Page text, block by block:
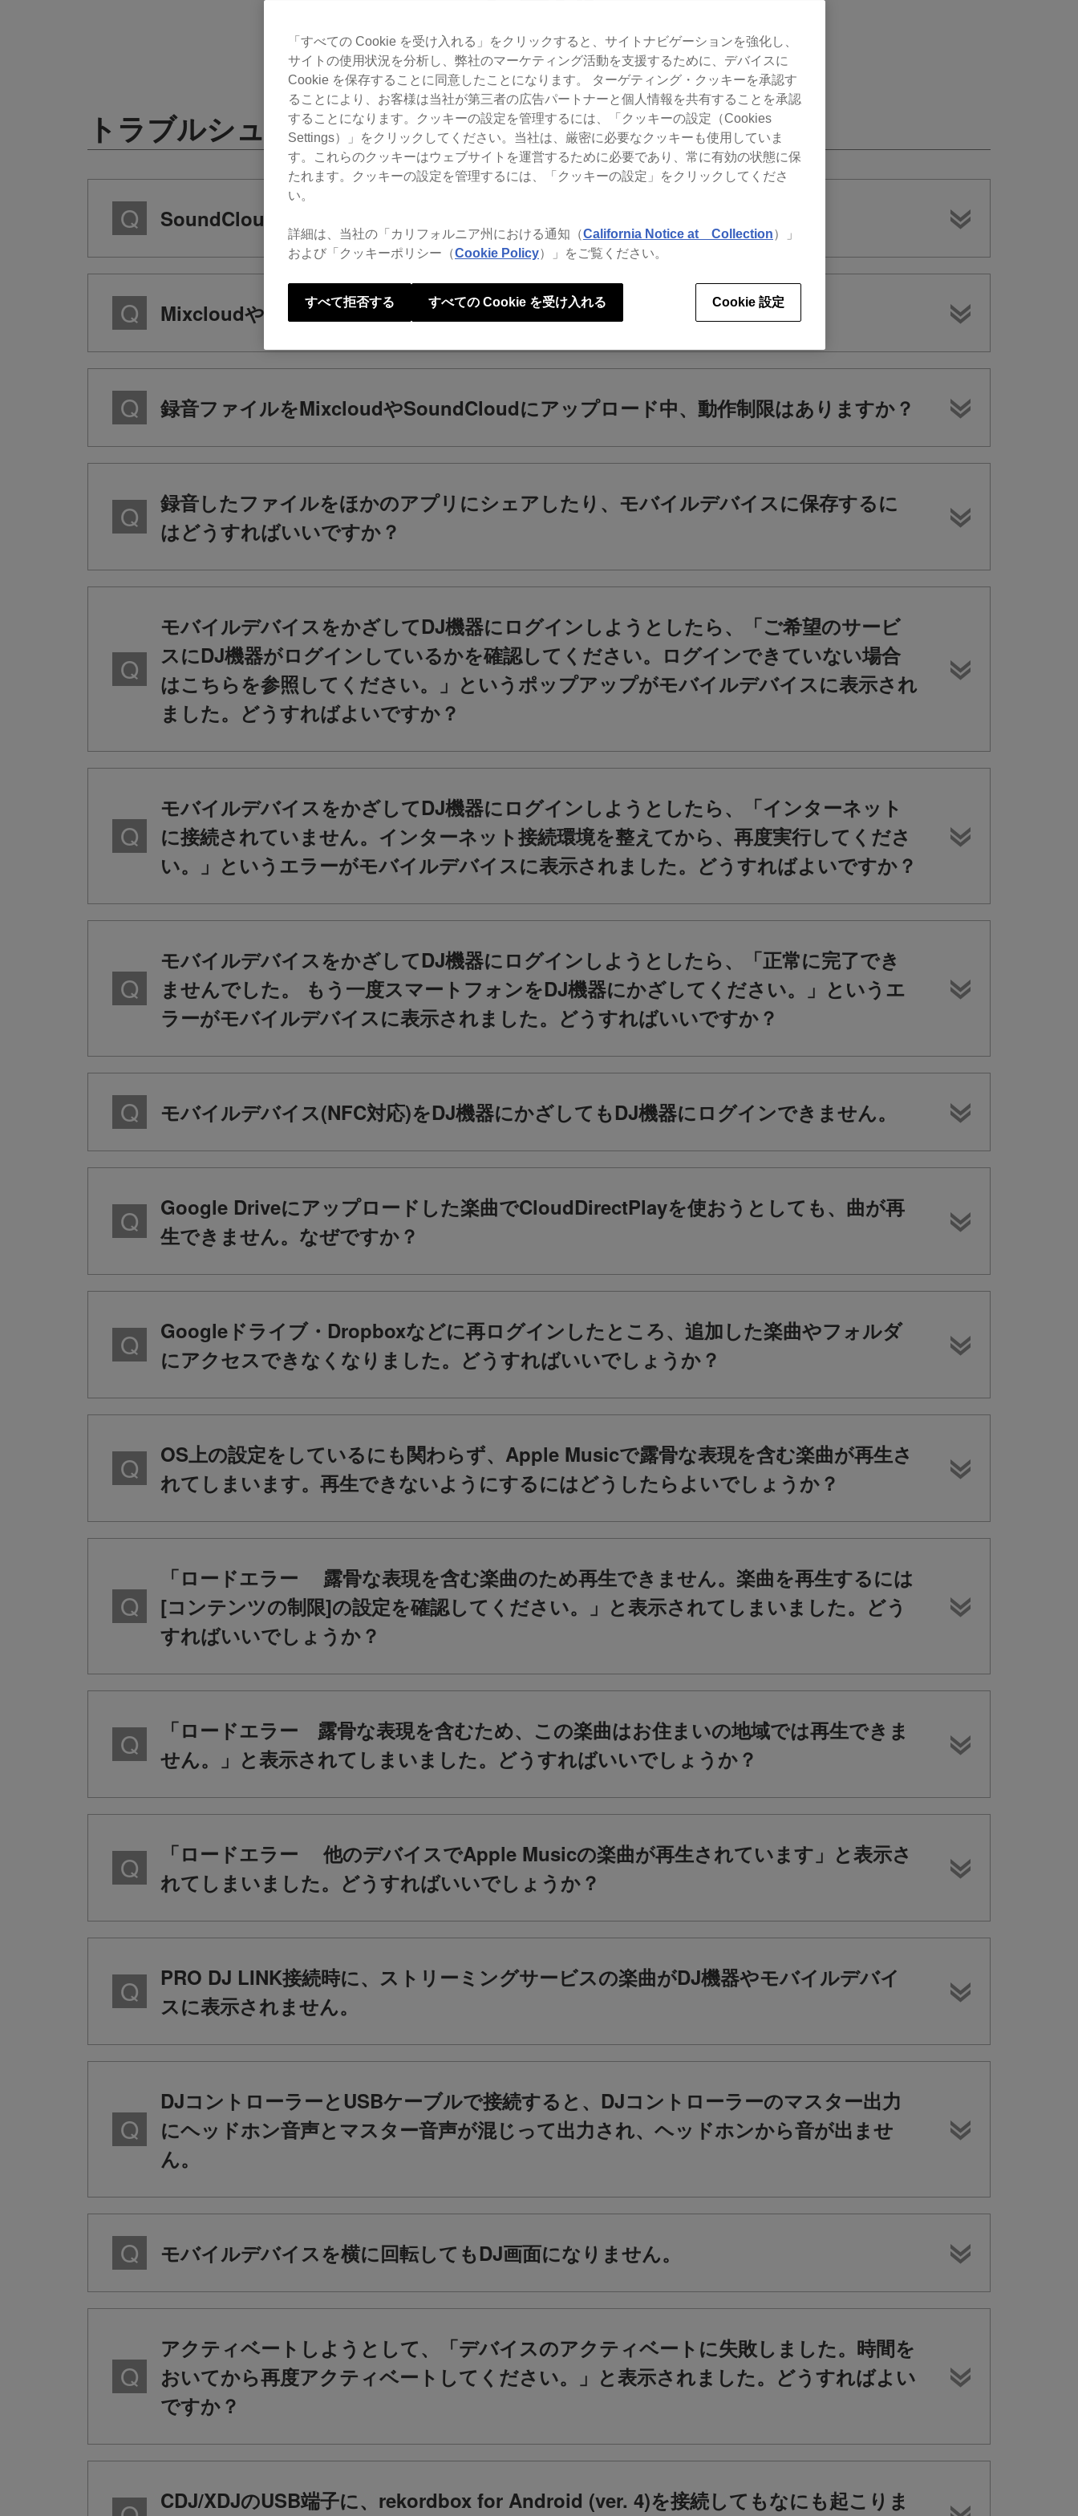
rekordboxのよくあるお問い合わせをご覧いただけます。
トラブルシューティング
SoundCloudにログインできません。
MixcloudやSoundCloudのアカウント変更ができません。
録音ファイルをMixcloudやSoundCloudにアップロード中、動作制限はありますか？
録音したファイルをほかのアプリにシェアしたり、モバイルデバイスに保存するに
はどうすればいいですか？
モバイルデバイスをかざしてDJ機器にログインしようとしたら、「ご希望のサービ
スにDJ機器がログインしているかを確認してください。ログインできていない場合
はこちらを参照してください。」というポップアップがモバイルデバイスに表示され
ました。どうすればよいですか？
モバイルデバイスをかざしてDJ機器にログインしようとしたら、「インターネット
に接続されていません。インターネット接続環境を整えてから、再度実行してくださ
い。」というエラーがモバイルデバイスに表示されました。どうすればよいですか？
モバイルデバイスをかざしてDJ機器にログインしようとしたら、「正常に完了でき
ませんでした。 もう一度スマートフォンをDJ機器にかざしてください。」というエ
ラーがモバイルデバイスに表示されました。どうすればいいですか？
モバイルデバイス(NFC対応)をDJ機器にかざしてもDJ機器にログインできません。
Google Driveにアップロードした楽曲でCloudDirectPlayを使おうとしても、曲が再
生できません。なぜですか？
Googleドライブ・Dropboxなどに再ログインしたところ、追加した楽曲やフォルダ
にアクセスできなくなりました。どうすればいいでしょうか？
OS上の設定をしているにも関わらず、Apple Musicで露骨な表現を含む楽曲が再生さ
れてしまいます。再生できないようにするにはどうしたらよいでしょうか？
「ロードエラー 露骨な表現を含む楽曲のため再生できません。楽曲を再生するには
[コンテンツの制限]の設定を確認してください。」と表示されてしまいました。どう
すればいいでしょうか？
「ロードエラー 露骨な表現を含むため、この楽曲はお住まいの地域では再生できま
せん。」と表示されてしまいました。どうすればいいでしょうか？
「ロードエラー 他のデバイスでApple Musicの楽曲が再生されています」と表示さ
れてしまいました。どうすればいいでしょうか？
PRO DJ LINK接続時に、ストリーミングサービスの楽曲がDJ機器やモバイルデバイ
スに表示されません。
DJコントローラーとUSBケーブルで接続すると、DJコントローラーのマスター出力
にヘッドホン音声とマスター音声が混じって出力され、ヘッドホンから音が出ませ
ん。
モバイルデバイスを横に回転してもDJ画面になりません。
アクティベートしようとして、「デバイスのアクティベートに失敗しました。時間を
おいてから再度アクティベートしてください。」と表示されました。どうすればよい
ですか？
CDJ/XDJのUSB端子に、rekordbox for Android (ver. 4)を接続してもなにも起こりま
「すべての Cookie を受け入れる」をクリックすると、サイトナビゲーションを強化し、
サイトの使用状況を分析し、弊社のマーケティング活動を支援するために、デバイスに
Cookie を保存することに同意したことになります。 ターゲティング・クッキーを承認す
ることにより、お客様は当社が第三者の広告パートナーと個人情報を共有することを承認
することになります。クッキーの設定を管理するには、「クッキーの設定（Cookies
Settings）」をクリックしてください。当社は、厳密に必要なクッキーも使用していま
す。これらのクッキーはウェブサイトを運営するために必要であり、常に有効の状態に保
たれます。クッキーの設定を管理するには、「クッキーの設定」をクリックしてくださ
い。
詳細は、当社の「カリフォルニア州における通知（California Notice at Collection）」
および「クッキーポリシー（Cookie Policy）」をご覧ください。
Cookie 設定
すべて拒否する すべての Cookie を受け入れる